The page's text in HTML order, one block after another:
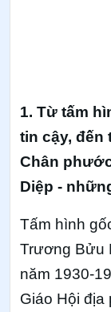
1. Từ tấm
tin cậy,
Chân
Diệp -
Tấm hình
Trương Bửu
năm 1930-
Giáo Hội